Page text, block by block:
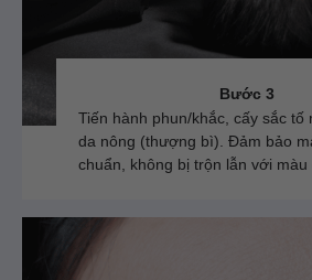
Bước 3
Tiến hành phun/khắc, cấy sắc tố
da nông (thượng bì). Đảm bảo
chuẩn, không bị trộn lẫn với màu